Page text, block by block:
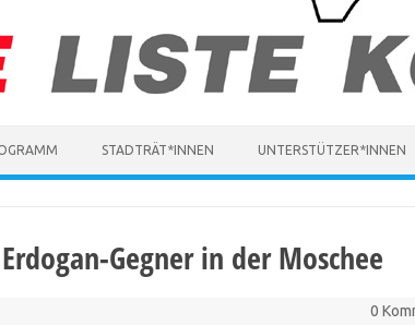
STADTRÄT*INNEN UNTERSTÜTZER*INNEN
Gegner in der Moschee
0